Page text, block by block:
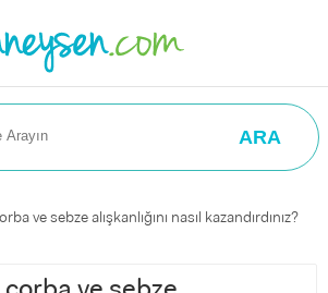
ARA
ve sebze alışkanlığını nasıl kazandırdınız?